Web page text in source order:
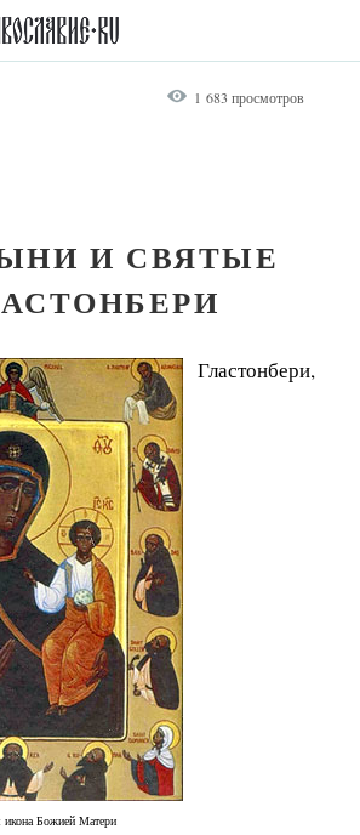
1 683 просмотров
И СВЯТЫЕ
икона Божией Матери
Гластонбери,